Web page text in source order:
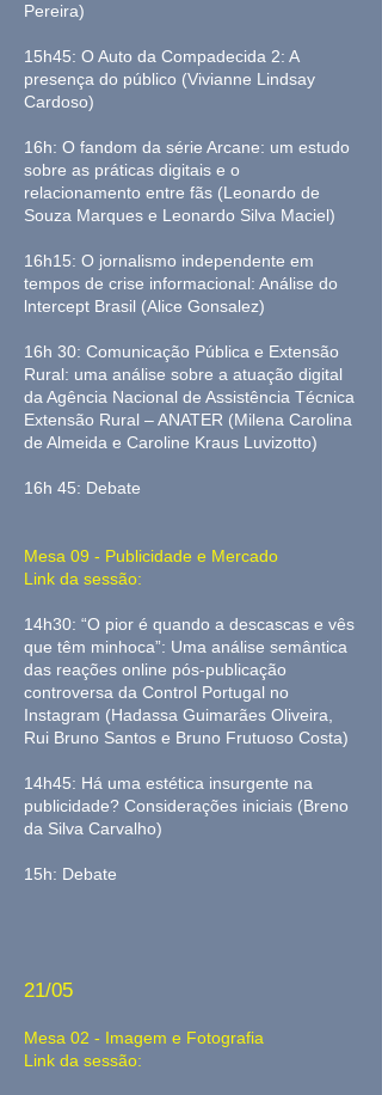
Pereira)
15h45: O Auto da Compadecida 2: A
presença do público (Vivianne Lindsay
Cardoso)
16h: O fandom da série Arcane: um estudo
sobre as práticas digitais e o
relacionamento entre fãs (Leonardo de
Souza Marques e Leonardo Silva Maciel)
16h15: O jornalismo independente em
tempos de crise informacional: Análise do
lntercept Brasil (Alice Gonsalez)
16h 30: Comunicação Pública e Extensão
Rural: uma análise sobre a atuação digital
da Agência Nacional de Assistência Técnica
Extensão Rural – ANATER (Milena Carolina
de Almeida e Caroline Kraus Luvizotto)
16h 45: Debate
Mesa 09 - Publicidade e Mercado
Link da sessão:
14h30: “O pior é quando a descascas e vês
que têm minhoca”: Uma análise semântica
das reações online pós-publicação
controversa da Control Portugal no
Instagram (Hadassa Guimarães Oliveira,
Rui Bruno Santos e Bruno Frutuoso Costa)
14h45: Há uma estética insurgente na
publicidade? Considerações iniciais (Breno
da Silva Carvalho)
15h: Debate
21/05
Mesa 02 - Imagem e Fotografia
Link da sessão: